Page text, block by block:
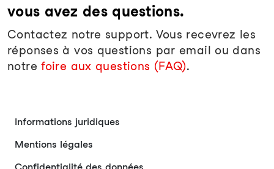
vous avez des questions.
Contactez notre support. Vous recevrez les
réponses à vos questions par email ou dans
notrefoire aux questions (FAQ).
Informations juridiques
Mentions légales